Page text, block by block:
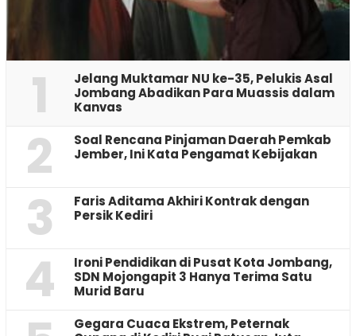
1
Jelang Muktamar NU ke-35, Pelukis Asal
Jombang Abadikan Para Muassis dalam
Kanvas
2
‎Soal Rencana Pinjaman Daerah Pemkab
Jember, Ini Kata Pengamat Kebijakan ‎
3
Faris Aditama Akhiri Kontrak dengan
Persik Kediri
4
Ironi Pendidikan di Pusat Kota Jombang,
SDN Mojongapit 3 Hanya Terima Satu
Murid Baru
‎Gegara Cuaca Ekstrem, Peternak